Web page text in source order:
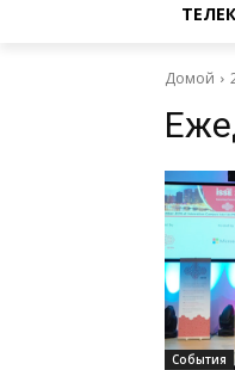
Домой
События